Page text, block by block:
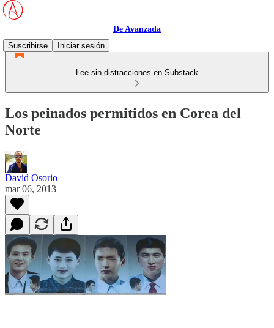
De Avanzada
Suscribirse
Iniciar sesión
Lee sin distracciones en Substack
Los peinados permitidos en Corea del
Norte
David Osorio
mar 06, 2013